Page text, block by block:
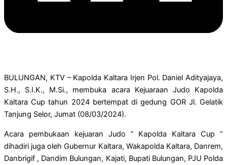
BULUNGAN, KTV – Kapolda Kaltara Irjen Pol. Daniel Adityajaya,
S.H., S.I.K., M.Si., membuka acara Kejuaraan Judo Kapolda
Kaltara Cup tahun 2024 bertempat di gedung GOR Jl. Gelatik
Tanjung Selor, Jumat (08/03/2024).
Acara pembukaan kejuaran Judo ” Kapolda Kaltara Cup ”
dihadiri juga oleh Gubernur Kaltara, Wakapolda Kaltara, Danrem,
Danbrigif , Dandim Bulungan, Kajati, Bupati Bulungan, PJU Polda